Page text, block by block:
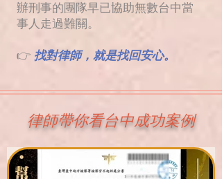
辦刑事的團隊早已協助無數台中當
事人走過難關。
👉 找對律師，就是找回安心。
律師帶你看台中成功案例